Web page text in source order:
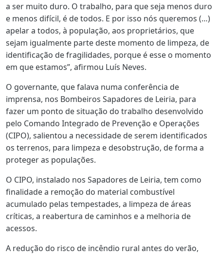
a ser muito duro. O trabalho, para que seja menos duro
e menos difícil, é de todos. E por isso nós queremos (…)
apelar a todos, à população, aos proprietários, que
sejam igualmente parte deste momento de limpeza, de
identificação de fragilidades, porque é esse o momento
em que estamos”, afirmou Luís Neves.
O governante, que falava numa conferência de
imprensa, nos Bombeiros Sapadores de Leiria, para
fazer um ponto de situação do trabalho desenvolvido
pelo Comando Integrado de Prevenção e Operações
(CIPO), salientou a necessidade de serem identificados
os terrenos, para limpeza e desobstrução, de forma a
proteger as populações.
O CIPO, instalado nos Sapadores de Leiria, tem como
finalidade a remoção do material combustível
acumulado pelas tempestades, a limpeza de áreas
críticas, a reabertura de caminhos e a melhoria de
acessos.
A redução do risco de incêndio rural antes do verão,